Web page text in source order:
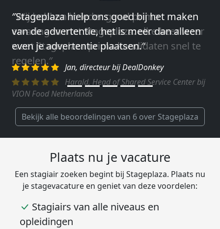
″Wij hebben in ieder geval prima
ervaringen met Stageplaza: elke keer weer
weet Stageplaza prima kandidaten snel te
regelen.″
Harald, Head of Shared Service Center bij
VION Food Netherlands
Bekijk alle beoordelingen van 6 over Stageplaza
Plaats nu je vacature
Een stagiair zoeken begint bij Stageplaza. Plaats nu
je stagevacature en geniet van deze voordelen:
Stagiairs van alle niveaus en
opleidingen